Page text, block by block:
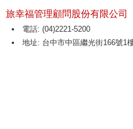
旅幸福管理顧問股份有限公司
電話: (04)2221-5200
地址: 台中市中區繼光街166號1